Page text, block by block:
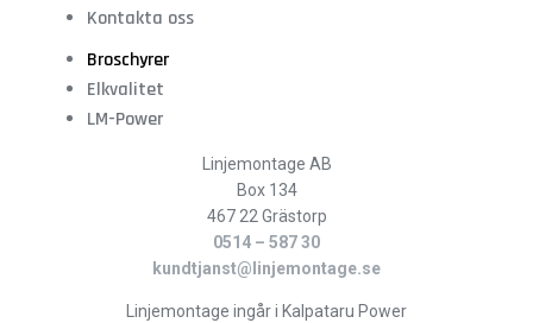
Kontakta oss
Broschyrer
Elkvalitet
LM-Power
Linjemontage AB
Box 134
467 22 Grästorp
0514 – 587 30
kundtjanst@linjemontage.se
Linjemontage ingår i Kalpataru Power